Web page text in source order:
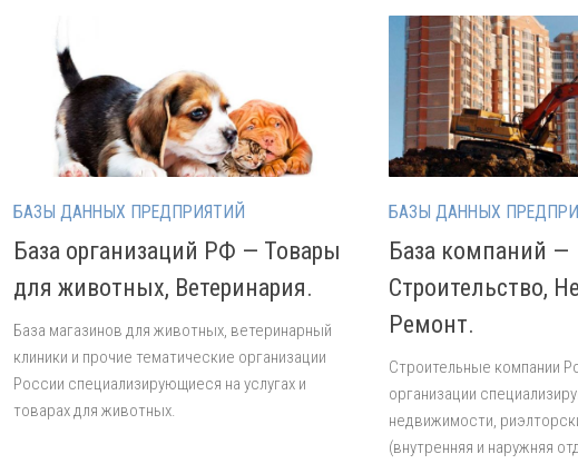
БАЗЫ ДАННЫХ ПРЕДПРИЯТИЙ
База организаций РФ — Товары
для животных, Ветеринария.
База магазинов для животных, ветеринарный
клиники и прочие тематические организации
России специализирующиеся на услугах и
товарах для животных.
БАЗЫ ДАННЫХ
База компаний —
Строительство,
Ремонт.
Строительные компании
организации
недвижимости,
(внутренняя и наружняя